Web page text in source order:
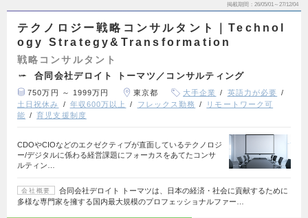
掲載期間 26/05/01～27/12/04
テクノロジー戦略コンサルタント｜Technol
ogy Strategy&Transformation
戦略コンサルタント
合同会社デロイト トーマツ／コンサルティング
750万円 ～ 1999万円 東京都 大手企業
英語力が必要
土日祝休み
年収600万以上 フレックス勤務
リモートワーク可
能
育児支援制度
CDOやCIOなどのエクゼクティブが直面しているテクノロジ
ー/デジタルに係わる経営課題にフォーカスをあてたコンサ
ルティン…
会社概要
合同会社デロイト トーマツは、日本の経済・社会に貢献するために
多様な専門家を擁する国内最大規模のプロフェッショナルファー…